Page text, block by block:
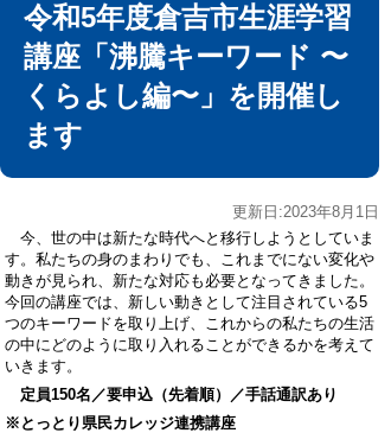
令和5年度倉吉市生涯学習
講座「沸騰キーワード 〜
くらよし編〜」を開催し
ます
更新日:2023年8月1日
今、世の中は新たな時代へと移行しようとしていま
す。私たちの身のまわりでも、これまでにない変化や
動きが見られ、新たな対応も必要となってきました。
今回の講座では、新しい動きとして注目されている5
つのキーワードを取り上げ、これからの私たちの生活
の中にどのように取り入れることができるかを考えて
いきます。
定員150名／要申込（先着順）／手話通訳あり
※とっとり県民カレッジ連携講座